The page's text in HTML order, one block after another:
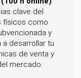
clave del
físicos como
y
desarrollar tu
de venta y
mercado.